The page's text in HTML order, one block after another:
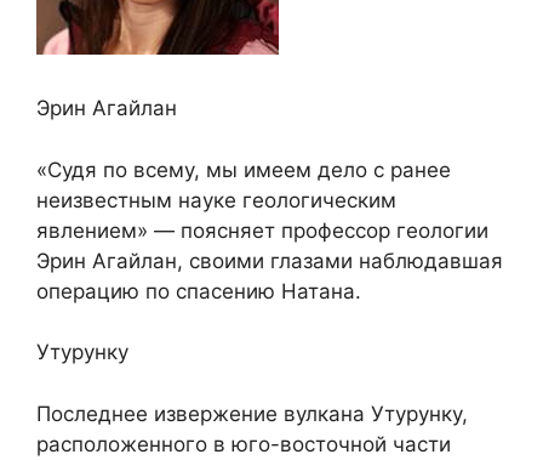
Эрин Агайлан
«Судя по всему, мы имеем дело с ранее
неизвестным науке геологическим
явлением» — поясняет профессор геологии
Эрин Агайлан, своими глазами наблюдавшая
операцию по спасению Натана.
Утурунку
Последнее извержение вулкана Утурунку,
расположенного в юго-восточной части